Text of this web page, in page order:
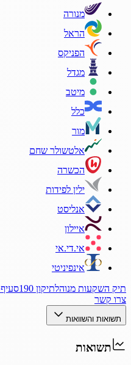
מנורה
הראל
הפניקס
מגדל
מיטב
כלל
מור
אלטשולר שחם
הכשרה
ילין לפידות
אנליסט
איילון
אי.די.אי
אינפיניטי
תיק השקעות מנוהלתיקון 190 סעיף 125ד
צרו קשר
תשואות והשוואות
תשואות